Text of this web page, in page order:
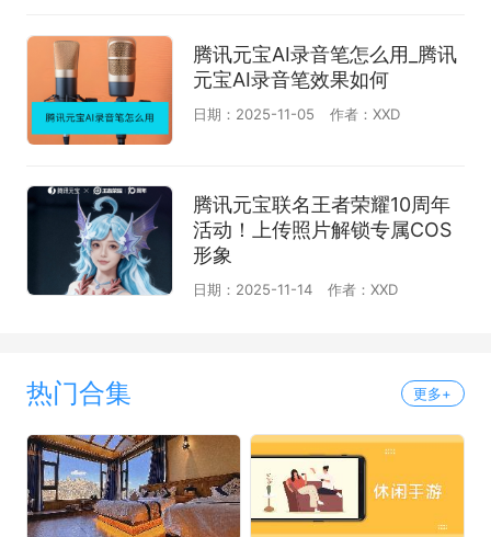
腾讯元宝AI录音笔怎么用_腾讯
元宝AI录音笔效果如何
日期：2025-11-05 作者：XXD
腾讯元宝联名王者荣耀10周年
活动！上传照片解锁专属COS
形象
日期：2025-11-14 作者：XXD
热门合集 更多+